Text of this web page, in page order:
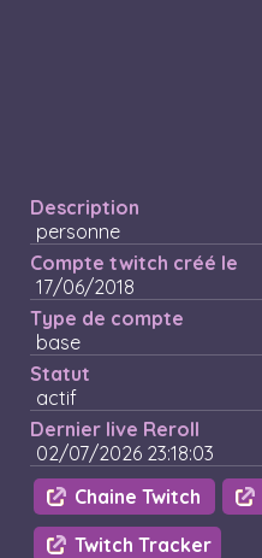
Description
personne
Compte twitch créé le
17/06/2018
Type de compte
base
Statut
actif
Dernier live Reroll
02/07/2026 23:18:03
Chaine Twitch
Twitch Tracker